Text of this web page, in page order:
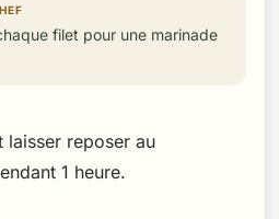
filet pour une marinade
laisser reposer au
1 heure.